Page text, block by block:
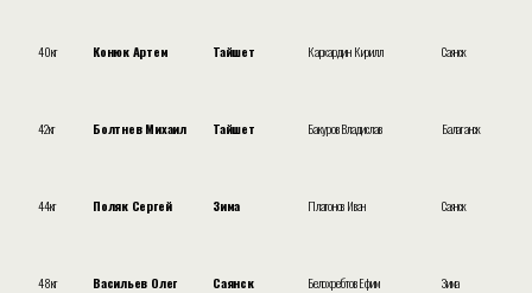
40кг Конюк Артем Тайшет Кархардин Кирилл Саянск
42кг Болтнев Михаил Тайшет Бакуров Владислав Балаганск
44кг Поляк Сергей Зима Платонов Иван Саянск
48кг Васильев Олег Саянск Белохребтов Ефим Зима